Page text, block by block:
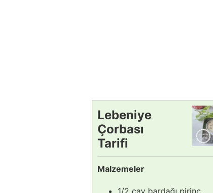
Lebeniye
Çorbası
Tarifi
Malzemeler
1/2 çay bardağı pirinç,